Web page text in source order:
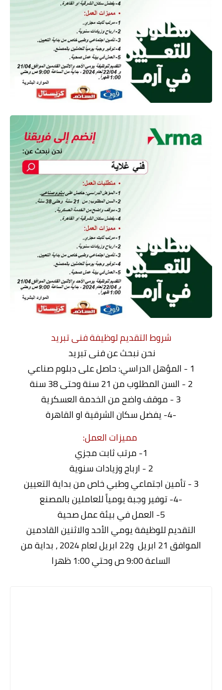
شروط التقديم لوظيفة فنى تبريد
نحن نبحث عن فنى تبريد
1 - المؤهل الدراسي: حاصل على دبلوم صناعي
2 - السن المطلوب من 21 سنة وحتى 38 سنة
3 - موقف واضح من الخدمة العسكرية
-4- يفضل سكان الشرقية او القاهرة
مميزات العمل:
1- مرتب ثابت مجزي
2 - ارباح وزيادات سنوية
3 - تأمين اجتماعي وطبي خاص من بداية التعيين
-4- توفير وجبة يومياً للعاملين بالمصنع
5- العمل في بيئة عمل صحية
التقديم للوظيفة يومي الأحد والاثنين القادمين
الموافق 21 ابريل و22 ابريل لعام 2024 ، بداية من
الساعة 9:00 ص وحتي 1:00 ظهرا